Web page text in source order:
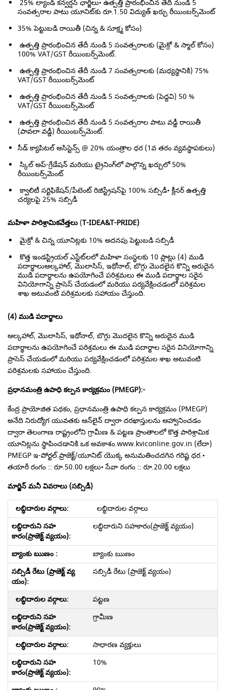
25% ల్యాండ్ కన్వర్షన్ ఛార్జీలు• ఉత్పత్తి ప్రారంభించిన తేదీ నుండి 5
సంవత్సరాల పాటు యూనిట్‌కు రూ.1.50 విద్యుత్ ఖర్చు రీయింబర్స్‌మెంట్
35% పెట్టుబడి రాయితీ (చిన్న & సూక్ష్మ కోసం)
ఉత్పత్తి ప్రారంభించిన తేదీ నుండి 5 సంవత్సరాలకు (మైక్రో & స్మాల్ కోసం)
100% VAT/GST రీయింబర్స్‌మెంట్.
ఉత్పత్తి ప్రారంభించిన తేదీ నుండి 7 సంవత్సరాలకు (మధ్యస్థానికి) 75%
VAT/GST రీయింబర్స్‌మెంట్
ఉత్పత్తి ప్రారంభించిన తేదీ నుండి 5 సంవత్సరాలకు (పెద్దవి) 50 %
VAT/GST రీయింబర్స్‌మెంట్
ఉత్పత్తి ప్రారంభించిన తేదీ నుండి 5 సంవత్సరాల పాటు వడ్డీ రాయితీ
(పావలా వడ్డీ) రీయింబర్స్‌మెంట్.
సీడ్ క్యాపిటల్ అసిస్టెన్స్ @ 20% యంత్రాల ధర (1వ తరం వ్యవస్థాపకులు)
స్కిల్ అప్-గ్రేడేషన్ మరియు ట్రైనింగ్‌లో పాల్గొన్న ఖర్చులో 50%
రీయింబర్స్‌మెంట్
క్వాలిటీ సర్టిఫికేషన్/పేటెంట్ రిజిస్ట్రేషన్‌పై 100% సబ్సిడీ• క్లీనర్ ఉత్పత్తి
చర్యలపై 25% సబ్సిడీ
మహిళా పారిశ్రామికవేత్తలు (T-IDEA&T-PRIDE)
మైక్రో & చిన్న యూనిట్లకు 10% అదనపు పెట్టుబడి సబ్సిడీ
కొత్త ఇండస్ట్రియల్ ఎస్టేట్‌లలో మహిళా సంస్థలకు 10 ప్లాట్లు (4) ముడి
పదార్థాలుఆల్కహాల్, మొలాసిస్, ఇథోనాల్, బొగ్గు మొదలైన కొన్ని అరుదైన
ముడి పదార్థాలను ఉపయోగించే పరిశ్రమలు ఈ ముడి పదార్థాల సరైన
వినియోగాన్ని ప్రాసెస్ చేయడంలో మరియు పర్యవేక్షించడంలో పరిశ్రమల
శాఖ అటువంటి పరిశ్రమలకు సహాయం చేస్తుంది.
(4) ముడి పదార్థాలు
ఆల్కహాల్, మొలాసిస్, ఇథోనాల్, బొగ్గు మొదలైన కొన్ని అరుదైన ముడి
పదార్థాలను ఉపయోగించే పరిశ్రమలు ఈ ముడి పదార్థాల సరైన వినియోగాన్ని
ప్రాసెస్ చేయడంలో మరియు పర్యవేక్షించడంలో పరిశ్రమల శాఖ అటువంటి
పరిశ్రమలకు సహాయం చేస్తుంది.
ప్రధానమంత్రి ఉపాధి కల్పన కార్యక్రమం (PMEGP):-
కేంద్ర ప్రాయోజిత పథకం, ప్రధానమంత్రి ఉపాధి కల్పన కార్యక్రమం (PMEGP)
అనేది నిరుద్యోగ యువతకు ఆన్‌లైన్ ద్వారా దరఖాస్తులను ఆహ్వానించడం
ద్వారా తెలంగాణ రాష్ట్రంలోని గ్రామీణ & పట్టణ ప్రాంతాలలో కొత్త పారిశ్రామిక
యూనిట్లను స్థాపించడానికి ఒక అవకాశం.www.kviconline.gov.in (లేదా)
PMEGP ఇ-పోర్టల్.ప్రాజెక్ట్/యూనిట్ యొక్క అనుమతించదగిన గరిష్ట ధర.•
తయారీ రంగం :: రూ.50.00 లక్షలు• సేవా రంగం :: రూ.20.00 లక్షలు
మార్జిన్ మనీ వివరాలు (సబ్సిడీ)
లబ్ధిదారుల వర్గాలు
లబ్ధిదారుని సహకారం(ప్రాజెక్ట్ వ్యయం)
బ్యాంకు ఋణం
సబ్సిడీ రేటు (ప్రాజెక్ట్ వ్యయం)
పట్టణ
గ్రామీణ
సాధారణ వ్యక్తులు
10%